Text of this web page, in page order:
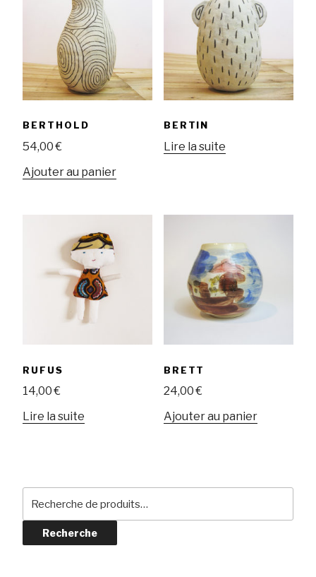
BERTHOLD
54,00€
Ajouter au panier
BERTIN
Lire la suite
RUFUS
14,00€
Lire la suite
BRETT
24,00€
Ajouter au panier
pour :
Recherche